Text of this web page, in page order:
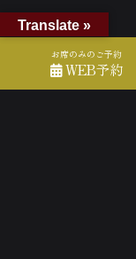
お席のみのご予約
WEB予約
Translate »